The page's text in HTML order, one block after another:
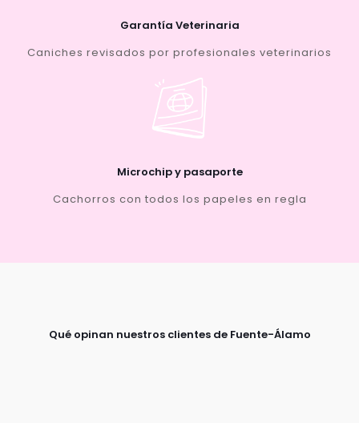
Garantía Veterinaria
Caniches revisados por profesionales veterinarios
Microchip y pasaporte
Cachorros con todos los papeles en regla
Qué opinan nuestros clientes de Fuente-Álamo